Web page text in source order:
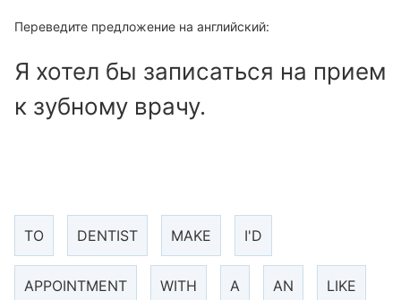
Переведите предложение на английский:
Я хотел бы записаться на прием
к зубному врачу.
TO DENTIST MAKE I'D
APPOINTMENT WITH A AN LIKE